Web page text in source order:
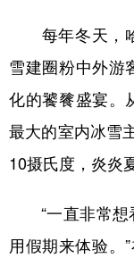
每年冬天，哈
雪建圈粉中外游
化的饕餮盛宴。
最大的室内冰雪
10摄氏度，炎炎
“一直非常想
用假期来体验。